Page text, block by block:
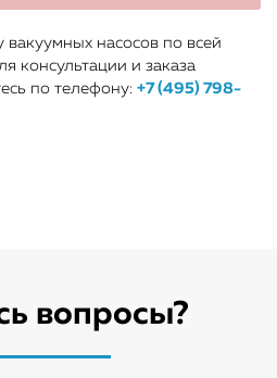
насосов по всей
консультации и заказа
по телефону: +7 (495) 798-
вопросы?